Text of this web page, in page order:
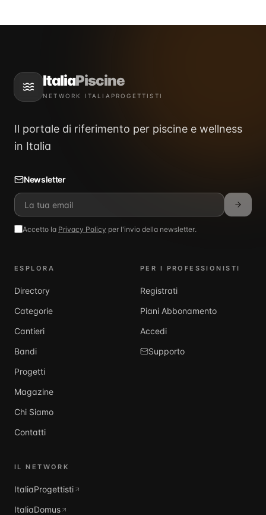
ItaliaPiscine
NETWORK ITALIAPROGETTISTI
Il portale di riferimento per piscine e wellness
in Italia
Newsletter
Accetto la Privacy Policy per l'invio della newsletter.
ESPLORA
Directory
Categorie
Cantieri
Bandi
Progetti
Magazine
Chi Siamo
Contatti
PER I PROFESSIONISTI
Registrati
Piani Abbonamento
Accedi
Supporto
IL NETWORK
ItaliaProgettisti
ItaliaDomus